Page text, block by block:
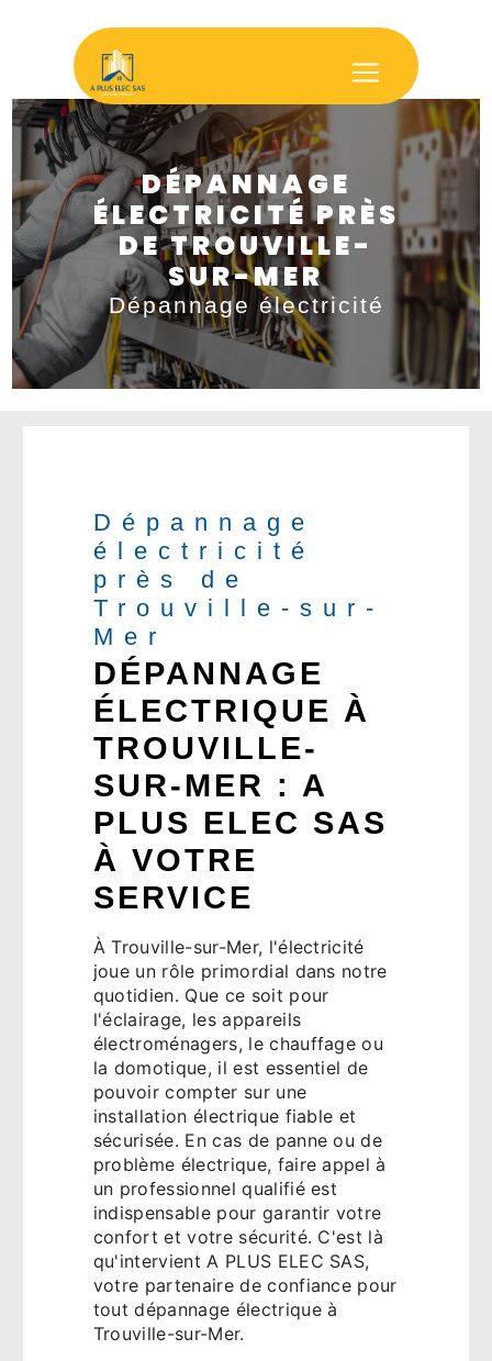
DÉPANNAGE
ÉLECTRICITÉ PRÈS
DE TROUVILLE-
SUR-MER
Dépannage électricité
Dépannage
électricité
près de
Trouville-sur-
Mer
DÉPANNAGE
ÉLECTRIQUE À
TROUVILLE-
SUR-MER : A
PLUS ELEC SAS
À VOTRE
SERVICE
À Trouville-sur-Mer, l'électricité
joue un rôle primordial dans notre
quotidien. Que ce soit pour
l'éclairage, les appareils
électroménagers, le chauffage ou
la domotique, il est essentiel de
pouvoir compter sur une
installation électrique fiable et
sécurisée. En cas de panne ou de
problème électrique, faire appel à
un professionnel qualifié est
indispensable pour garantir votre
confort et votre sécurité. C'est là
qu'intervient A PLUS ELEC SAS,
votre partenaire de confiance pour
tout dépannage électrique à
Trouville-sur-Mer.